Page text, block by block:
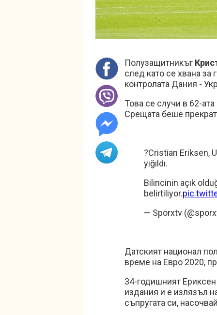
Полузащитникът
след като се хвана за
контролата Дания -
Това се случи в 62-
Срещата беше
?Cristian Eriksen,
yığıldı.
Bilincinin açık
belirtiliyor.
— Sporxtv
Датският национал
време на Евро 2020,
34-годишният
издания и е излязъл
съпругата си,